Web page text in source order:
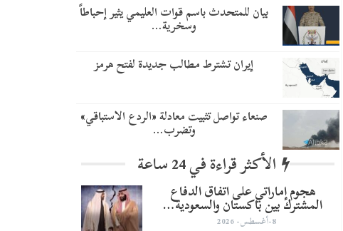
بيان للمتحدث باسم قوات العليمي يثير إحباطاً
وسخرية…
إيران تشترط مطالب جديدة لفتح هرمز
صنعاء تواصل تثبيت معادلة «الردع الاستباقي»
وتضرب…
الأكثر قراءة في 24 ساعة
هجوم إماراتي على اتفاق الدفاع
المشترك بين باكستان والسعودية…
8-أغسطس- 2026